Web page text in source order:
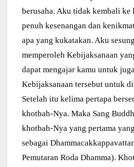
berusaha. Aku tidak kembali ke
penuh kesenangan dan
apa yang kukatakan. Aku
memperoleh Kebijaksanaan
dapat mengajar kamu untuk
Kebijaksanaan tersebut untuk
Setelah itu kelima pertapa
khotbah-Nya. Maka Sang
khotbah-Nya yang pertama
sebagai
Pemutaran Roda Dhamma).